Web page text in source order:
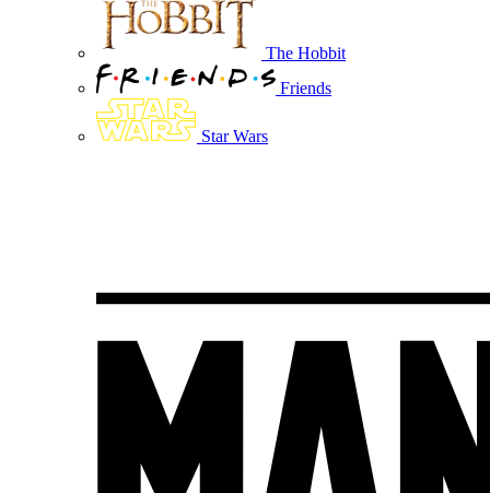
The Hobbit
Friends
Star Wars